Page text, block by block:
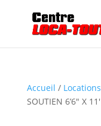
Accueil / Locations
SOUTIEN 6’6″ X 11′